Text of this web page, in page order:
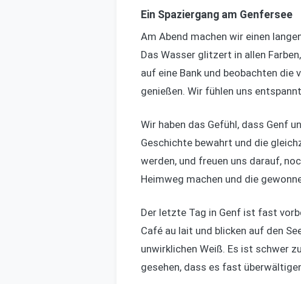
Ein Spaziergang am Genfersee
Am Abend machen wir einen
Das Wasser glitzert in allen
auf eine Bank und beobachten die
genießen. Wir fühlen uns
Wir haben das Gefühl, dass Genf
Geschichte bewahrt und die
werden, und freuen uns darauf,
Heimweg machen und die
Der letzte Tag in Genf ist fast
Café au lait und blicken auf den
unwirklichen Weiß. Es ist schwer
gesehen, dass es fast